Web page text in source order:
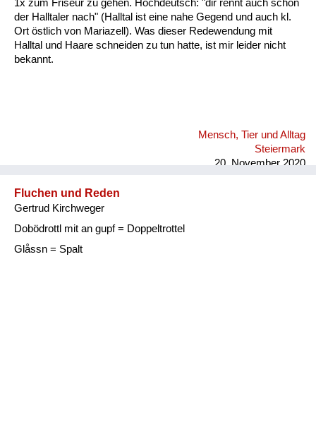
1x zum Friseur zu gehen. Hochdeutsch: "dir rennt auch schon
der Halltaler nach" (Halltal ist eine nahe Gegend und auch kl.
Ort östlich von Mariazell). Was dieser Redewendung mit
Halltal und Haare schneiden zu tun hatte, ist mir leider nicht
bekannt.
Mensch, Tier und Alltag
Steiermark
20. November 2020
Fluchen und Reden
Gertrud Kirchweger
Dobödrottl mit an gupf = Doppeltrottel
Glåssn = Spalt